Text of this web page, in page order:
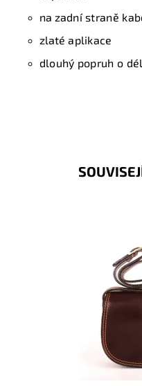
na zadnístraně
zlatéaplikace
dlouhý popruh o
Malá crossbody osloví
"Lovecká" kabelka z
Skladem
963
Vera Pelle
2 roky